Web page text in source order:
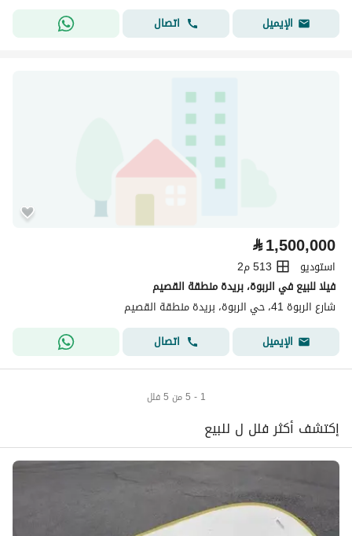
الإيميل
اتصال
⃁1,500,000
استوديو
513 م2
فيلا للبيع في الربوة، بريدة منطقة القصيم
شارع الربوة 41، حي الربوة، بريدة منطقة القصيم
الإيميل
اتصال
1 - 5 من 5 فلل
إكتشف أكثر فلل ل للبيع